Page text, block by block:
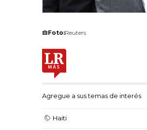
Foto:Reuters
Agregue a sus temas de interés
Haiti